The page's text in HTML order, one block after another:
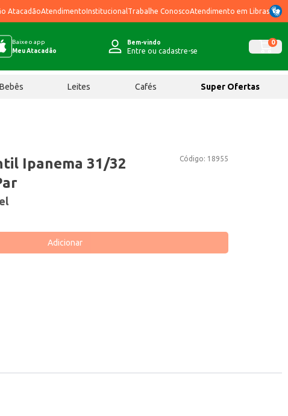
AtacadãoAtendimentoInstitucional Trabalhe ConoscoAtendimento em Libras
Baixe o app
Meu Atacadão
Bem-vindo
Entre ou cadastre-se
0
Bebês Leites Cafés Super Ofertas
Código: 18955
Ipanema 31/32
Adicionar